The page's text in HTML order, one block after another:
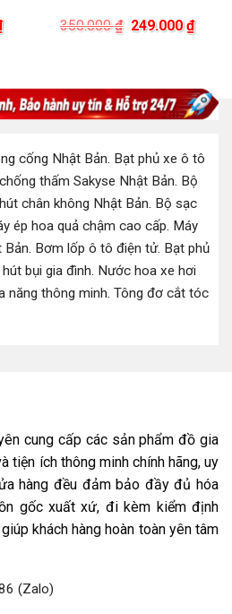
Giá
hiện
350.000₫ Giá
249.000₫Giá
hiện
cống Nhật Bản. Bạt phủ xe ô tô
thấm Sakyse Nhật Bản. Bộ
chân không Nhật Bản. Bộ sạc
ép hoa quả chậm cao cấp. Máy
Bản. Bơm lốp ô tô điện tử. Bạt phủ
hút bụi gia đình. Nước hoa xe hơi
năng thông minh. Tông đơ cắt tóc
cung cấp các sản phẩm đồ gia
tiện ích thông minh chính hãng, uy
hàng đều đảm bảo đầy đủ hóa
gốc xuất xứ, đi kèm kiểm định
khách hàng hoàn toàn yên tâm
(Zalo)